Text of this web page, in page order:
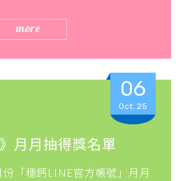
more
06
Oct. 25
月月抽得獎名單
「穩鈣LINE官方帳號」月月